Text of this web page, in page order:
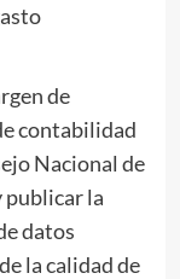
de
contabilidad
Nacional de
publicar la
datos
la calidad de